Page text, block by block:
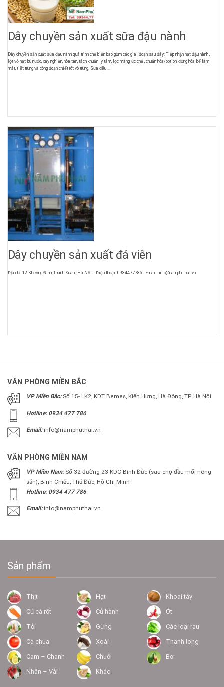
Dây chuyền sản xuất sữa đậu nành
Dây chuyền sản xuất sữa đậu nành quá trình chế biến bao gồm các giai đoạn sau đây: Tiếp nhận hạt đậu nành ,
lột vỏ hạt, bù nước, xay nghiền, hòa tan, tách khuẩn ly tâm, lọc màng, ức chế , chuẩn hóa/option, đồng hóa, bể làm
mát, tiệt trùng và công đoạn chiết rót vô trùng. Sữa đậu ...
Dây chuyền sản xuất đá viên
Địa chỉ: 12 Khương Đình, Thanh Xuân , Hà Nội. - Điện thoại: 0934477786 - Email: info@namphuthai.vn
VĂN PHÒNG MIỀN BẮC
VP Miền Bắc:Số 15- LK2, KDT Bemes, Kiến Hưng, Hà Đông, TP. Hà Nội
Hotline: 0934 477 786
Email: info@namphuthai.vn
VĂN PHÒNG MIỀN NAM
VP Miền Nam:Số 32 đường 23 KDC Bình Đức (sau chợ đầu mối nông
sản), Bình Chiểu, Thủ Đức, Hồ Chí Minh
Hotline: 0934 477 786
Email:info@namphuthai.vn
Sản phẩm
Thịt Hạt
Khoai tây
Củ cà rốt
Củ hành
Ớt
Tỏi
Gừng
Các loại rau
Cà chua
Xoài
Thanh long
Cam – Chanh
Chuối
Bơ
Nhãn – Vải
Khác